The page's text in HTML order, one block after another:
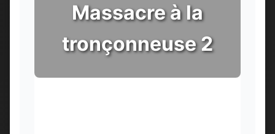
Massacre à la
tronçonneuse 2